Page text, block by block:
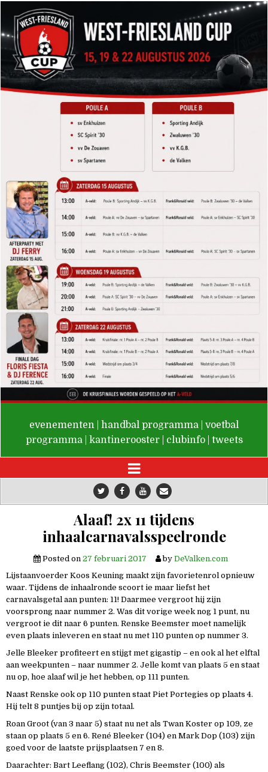
De Valken
evenementen handbal programma
voetbal
programma
kantinerooster clubinfo tweets
Alaaf! 2x 11 tijdens
inhaalcarnavalsspeelronde
Posted on 27 februari 2017 by DeValken.com
Lijstaanvoerder Koos Keuning maakt zijn favorietenrol opnieuw
waar. Tijdens de inhaalronde scoort ie maar liefst het
carnavalsgetal aan punten: 11! Daarmee vergroot hij zijn
voorsprong naar nummer 2. Was dit vorige week nog 1 punt, nu
vergroot ie dit naar 6 punten. Renske Beemster moet namelijk
even plaats inleveren en staat nu met 110 punten op nummer 3.
Jelle Bleeker profiteert en stijgt met gigastip – en ook al het elftal
aan weekpunten – naar nummer 2. Jelle komt van plaats 5 en staat
nu op, hoe alaaf wil je het hebben, op 111 punten.
Naast Renske ook op 110 punten staat Piet Portegies op plaats 4.
Hij telt 8 puntjes bij op zijn totaal.
Roan Groot (van 3 naar 5) staat nu net als Twan Koster op 109, ze
staan op plaats 5 en 6. René Bleeker (104) en Mark Dop (103) zijn
goed voor de laatste prijsplaatsen 7 en 8.
Daarachter: Bart Leeflang (102), Chris Beemster (100) als